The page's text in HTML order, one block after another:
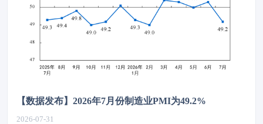
【数据发布】2026年7月份制造业PMI为49.2%
2026-07-31